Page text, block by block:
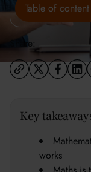
Table of content
Share:
Key
works